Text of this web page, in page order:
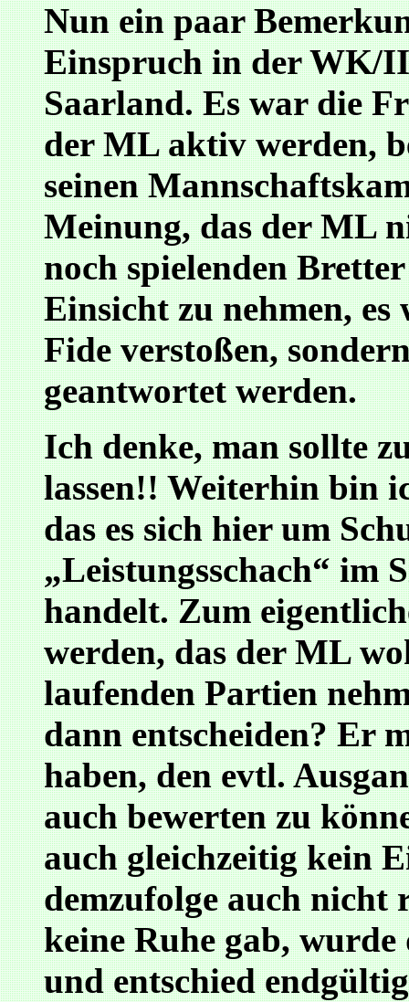
Nun ein paar
Einspruch in der WK/
Saarland. Es war die
der ML aktiv werden,
seinen
Meinung, das der ML
noch spielenden
Einsicht zu nehmen, es
Fide verstoßen,
geantwortet werden.
Ich denke, man sollte
lassen!! Weiterhin bin
das es sich hier um
„Leistungsschach“ im
handelt. Zum
werden, das der ML
laufenden Partien
dann entscheiden? Er
haben, den evtl.
auch bewerten zu
auch gleichzeitig kein
demzufolge auch
keine Ruhe gab,
und entschied